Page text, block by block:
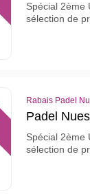
Spécial 2ème
sélection de
Rabais Padel
Padel
Spécial 2ème
sélection de